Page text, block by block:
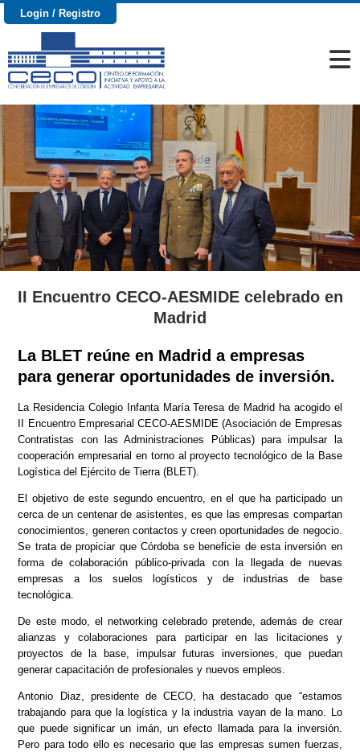
Login / Registro
II Encuentro CECO-AESMIDE celebrado en
Madrid
La BLET reúne en Madrid a empresas
para generar oportunidades de inversión.
La Residencia Colegio Infanta María Teresa de Madrid ha acogido el
II Encuentro Empresarial CECO-AESMIDE (Asociación de Empresas
Contratistas con las Administraciones Públicas) para impulsar la
cooperación empresarial en torno al proyecto tecnológico de la Base
Logística del Ejército de Tierra (BLET).
El objetivo de este segundo encuentro, en el que ha participado un
cerca de un centenar de asistentes, es que las empresas compartan
conocimientos, generen contactos y creen oportunidades de negocio.
Se trata de propiciar que Córdoba se beneficie de esta inversión en
forma de colaboración público-privada con la llegada de nuevas
empresas a los suelos logísticos y de industrias de base
tecnológica.
De este modo, el networking celebrado pretende, además de crear
alianzas y colaboraciones para participar en las licitaciones y
proyectos de la base, impulsar futuras inversiones, que puedan
generar capacitación de profesionales y nuevos empleos.
Antonio Diaz, presidente de CECO, ha destacado que “estamos
trabajando para que la logística y la industria vayan de la mano. Lo
que puede significar un imán, un efecto llamada para la inversión.
Pero para todo ello es necesario que las empresas sumen fuerzas,